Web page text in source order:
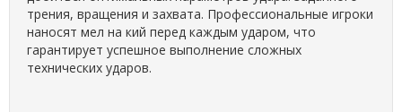
трения, вращения и захвата. Профессиональные игроки
наносят мел на кий перед каждым ударом, что
гарантирует успешное выполнение сложных
технических ударов.